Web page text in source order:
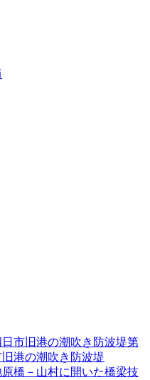
第
港の潮吹き防波堤